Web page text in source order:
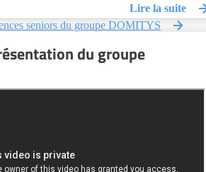
Lire la suite
seniors du groupe DOMITYS
du groupe